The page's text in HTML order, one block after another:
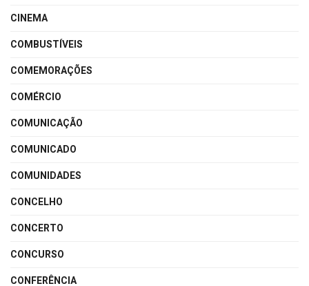
CINEMA
COMBUSTÍVEIS
COMEMORAÇÕES
COMÉRCIO
COMUNICAÇÃO
COMUNICADO
COMUNIDADES
CONCELHO
CONCERTO
CONCURSO
CONFERÊNCIA